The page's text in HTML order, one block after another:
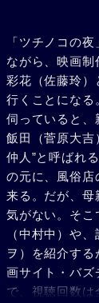
「ツチノコの
ながら、映画
彩花（佐藤玲）
行くことになる
伺っていると、
飯田（菅原大吉
仲人”と呼ばれ
の元に、風俗店
来る。だが、母
気がない。そこ
（中村中）や
ヲ）を紹介す
画サイト・バズ
で、視聴回数は